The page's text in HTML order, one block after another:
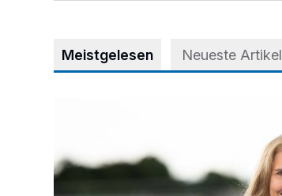
Meistgelesen Neueste Artikel